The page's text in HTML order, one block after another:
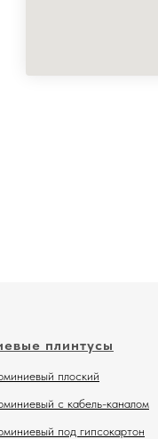
плинтусы
плоский
с кабель-каналом
под гипсокартон